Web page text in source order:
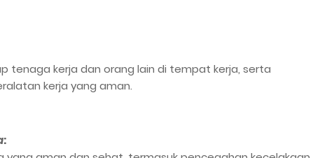
tenaga kerja dan orang lain di tempat kerja, serta
kerja yang aman.
: